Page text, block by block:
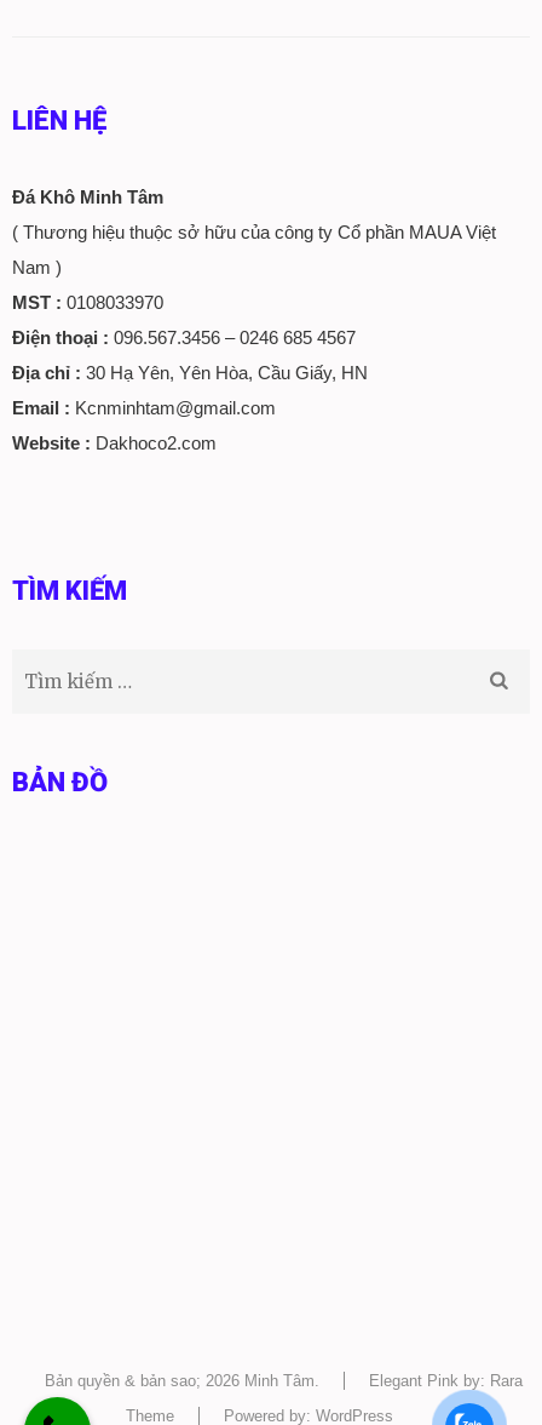
LIÊN HỆ
Đá Khô Minh Tâm
( Thương hiệu thuộc sở hữu của công ty Cổ phần MAUA Việt
Nam )
MST : 0108033970
Điện thoại : 096.567.3456 – 0246 685 4567
Địa chỉ : 30 Hạ Yên, Yên Hòa, Cầu Giấy, HN
Email : Kcnminhtam@gmail.com
Website : Dakhoco2.com
TÌM KIẾM
Tìm
BẢN ĐỒ
Bản quyền & bản sao; 2026 Minh Tâm.
Elegant Pink by: Rara
Theme
Powered by: WordPress